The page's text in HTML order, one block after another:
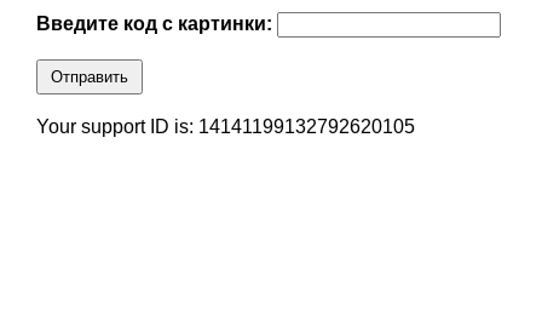
Введите код с картинки:
Отправить
Your support ID is: 14141199132792620105